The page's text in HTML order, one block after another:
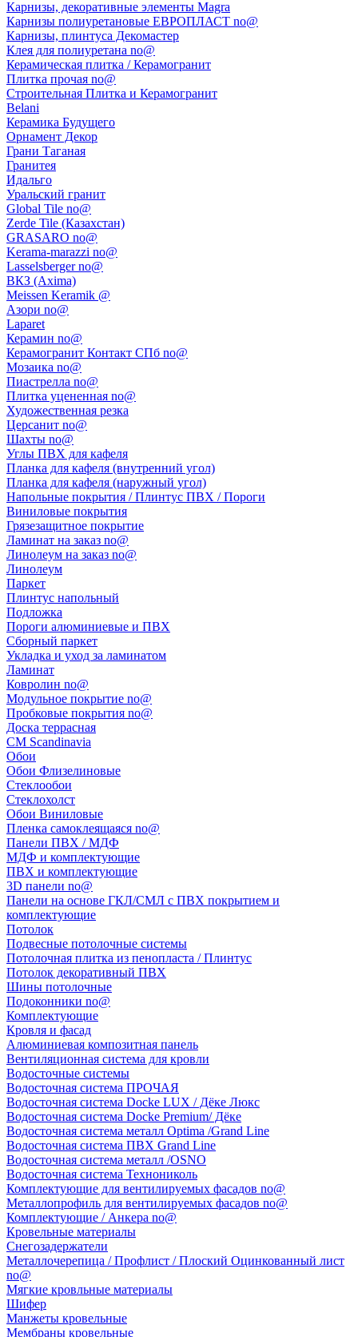
Карнизы, декоративные элементы Magra
Карнизы полиуретановые ЕВРОПЛАСТ no@
Карнизы, плинтуса Декомастер
Клея для полиуретана no@
Керамическая плитка / Керамогранит
Плитка прочая no@
Строительная Плитка и Керамогранит
Belani
Керамика Будущего
Орнамент Декор
Грани Таганая
Гранитея
Идальго
Уральский гранит
Global Tile no@
Zerde Tile (Казахстан)
GRASARO no@
Kerama-marazzi no@
Lasselsberger no@
ВКЗ (Axima)
Meissen Keramik @
Азори no@
Laparet
Керамин no@
Керамогранит Контакт СПб no@
Мозаика no@
Пиастрелла no@
Плитка уцененная no@
Художественная резка
Церсанит no@
Шахты no@
Углы ПВХ для кафеля
Планка для кафеля (внутренний угол)
Планка для кафеля (наружный угол)
Напольные покрытия / Плинтус ПВХ / Пороги
Виниловые покрытия
Грязезащитное покрытие
Ламинат на заказ no@
Линолеум на заказ no@
Линолеум
Паркет
Плинтус напольный
Подложка
Пороги алюминиевые и ПВХ
Сборный паркет
Укладка и уход за ламинатом
Ламинат
Ковролин no@
Модульное покрытие no@
Пробковые покрытия no@
Доска террасная
CM Scandinavia
Обои
Обои Флизелиновые
Стеклообои
Стеклохолст
Обои Виниловые
Пленка самоклеящаяся no@
Панели ПВХ / МДФ
МДФ и комплектующие
ПВХ и комплектующие
3D панели no@
Панели на основе ГКЛ/СМЛ с ПВХ покрытием и
комплектующие
Потолок
Подвесные потолочные системы
Потолочная плитка из пенопласта / Плинтус
Потолок декоративный ПВХ
Шины потолочные
Подоконники no@
Комплектующие
Кровля и фасад
Алюминиевая композитная панель
Вентиляционная система для кровли
Водосточные системы
Водосточная система ПРОЧАЯ
Водосточная система Docke LUX / Дёке Люкс
Водосточная система Docke Premium/ Дёке
Водосточная система металл Optima /Grand Line
Водосточная система ПВХ Grand Line
Водосточная система металл /OSNO
Водосточная система Технониколь
Комплектующие для вентилируемых фасадов no@
Металлопрофиль для вентилируемых фасадов no@
Комплектующие / Анкера no@
Кровельные материалы
Снегозадержатели
Металлочерепица / Профлист / Плоский Оцинкованный лист
no@
Мягкие кровльные материалы
Шифер
Манжеты кровельные
Мембраны кровельные